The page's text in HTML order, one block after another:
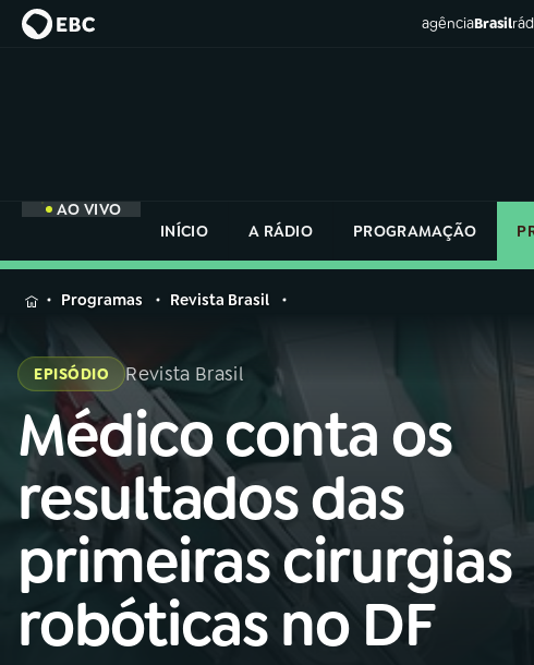
agênciaBrasil
AO VIVO
INÍCIO
A RÁDIO PROGRAMAÇÃO
MENU
Buscar
na
Rádio
Nacional
AO VIVO
01INÍCIO
02 A RÁDIO
na
Rádio
Nacional
Programas Revista Brasil
EPISÓDIO Revista Brasil
Médico conta os
resultados das
primeiras cirurgias
robóticas no DF